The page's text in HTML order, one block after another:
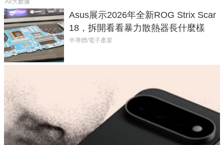
AI/大數據
Asus展示2026年全新ROG Strix Scar
18，拆開看看暴力散熱器長什麼樣
半導體/電子產業